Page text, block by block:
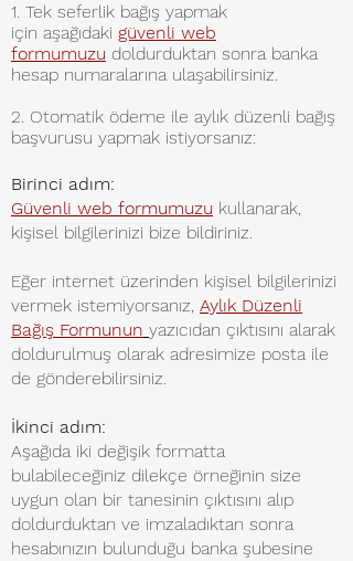
1. Tek seferlik bağış yapmak
için aşağıdaki güvenli web
formumuzu doldurduktan sonra banka
hesap numaralarına ulaşabilirsiniz.
2. Otomatik ödeme ile aylık düzenli bağış
başvurusu yapmak istiyorsanız:
Birinci adım:
Güvenli web formumuzu kullanarak,
kişisel bilgilerinizi bize bildiriniz.
Eğer internet üzerinden kişisel bilgilerinizi
vermek istemiyorsanız, Aylık Düzenli
Bağış Formunun yazıcıdan çıktısını alarak
doldurulmuş olarak adresimize posta ile
de gönderebilirsiniz.
İkinci adım:
Aşağıda iki değişik formatta
bulabileceğiniz dilekçe örneğinin size
uygun olan bir tanesinin çıktısını alıp
doldurduktan ve imzaladıktan sonra
hesabınızın bulunduğu banka şubesine